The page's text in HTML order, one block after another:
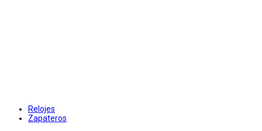
Relojes
Zapateros